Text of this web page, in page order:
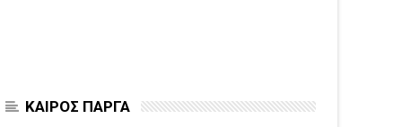
ΚΑΙΡΟΣ ΠΑΡΓΑ